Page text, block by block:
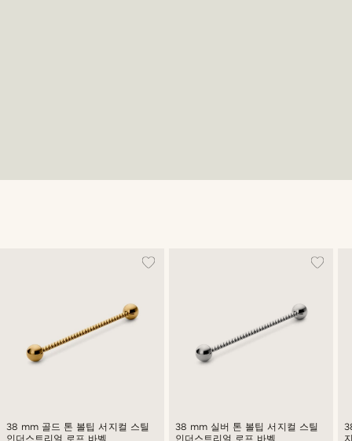
38 mm 골드 톤 볼팁 서지컬 스틸
인더스트리얼 로프 바벨
38 mm 실버 톤 볼팁 서지컬 스틸
인더스트리얼 로프 바벨